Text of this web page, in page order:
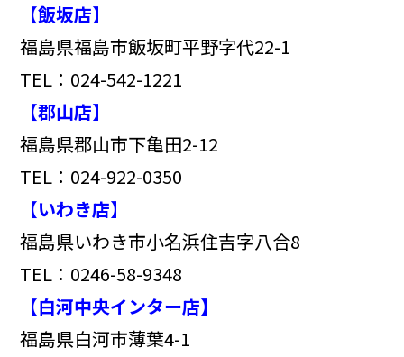
【飯坂店】
福島県福島市飯坂町平野字代22-1
TEL：024-542-1221
【郡山店】
福島県郡山市下亀田2-12
TEL：024-922-0350
【いわき店】
福島県いわき市小名浜住吉字八合8
TEL：0246-58-9348
【白河中央インター店】
福島県白河市薄葉4-1